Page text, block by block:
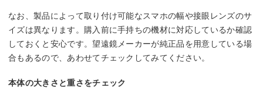
なお、製品によって取り付け可能なスマホの幅や接眼レンズのサ
イズは異なります。購入前に手持ちの機材に対応しているか確認
しておくと安心です。望遠鏡メーカーが純正品を用意している場
合もあるので、あわせてチェックしてみてください。
本体の大きさと重さをチェック